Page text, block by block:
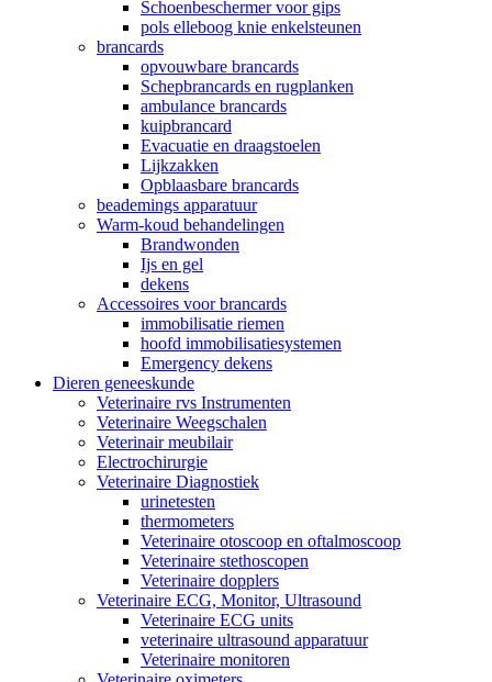
Schoenbeschermer voor gips
pols elleboog knie enkelsteunen
brancards
opvouwbare brancards
Schepbrancards en rugplanken
ambulance brancards
kuipbrancard
Evacuatie en draagstoelen
Lijkzakken
Opblaasbare brancards
beademings apparatuur
Warm-koud behandelingen
Brandwonden
Ijs en gel
dekens
Accessoires voor brancards
immobilisatie riemen
hoofd immobilisatiesystemen
Emergency dekens
Dieren geneeskunde
Veterinaire rvs Instrumenten
Veterinaire Weegschalen
Veterinair meubilair
Electrochirurgie
Veterinaire Diagnostiek
urinetesten
thermometers
Veterinaire otoscoop en oftalmoscoop
Veterinaire stethoscopen
Veterinaire dopplers
Veterinaire ECG, Monitor, Ultrasound
Veterinaire ECG units
veterinaire ultrasound apparatuur
Veterinaire monitoren